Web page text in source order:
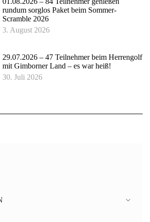
rundum sorglos Paket beim Sommer-
Scramble 2026
3. August 2026
29.07.2026 – 47 Teilnehmer beim Herrengolf
mit Gimborner Land – es war heiß!
30. Juli 2026